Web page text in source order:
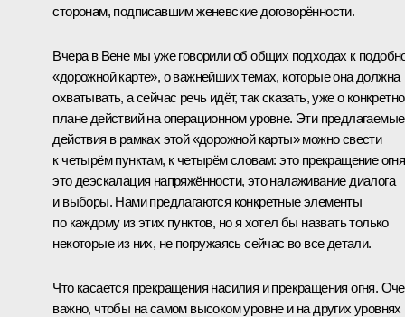
сторонам, подписавшим женевские договорённости.
Вчера в Вене мы уже говорили об общих подходах к
«дорожной карте», о важнейших темах, которые она должна
охватывать, а сейчас речь идёт, так сказать, уже о
плане действий на операционном уровне. Эти предлагаемые
действия в рамках этой «дорожной карты» можно свести
к четырём пунктам, к четырём словам: это прекращение
это деэскалация напряжённости, это налаживание диалога
и выборы. Нами предлагаются конкретные элементы
по каждому из этих пунктов, но я хотел бы назвать только
некоторые из них, не погружаясь сейчас во все детали.
Что касается прекращения насилия и прекращения огня.
важно, чтобы на самом высоком уровне и на других уровнях